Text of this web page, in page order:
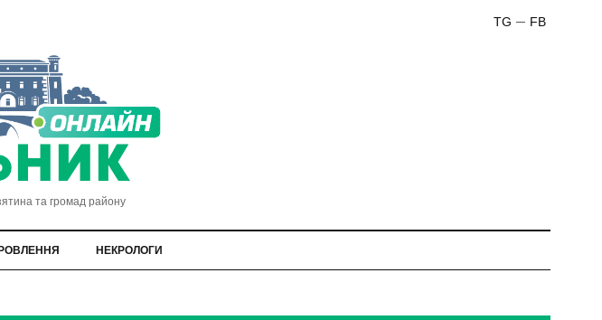
FB
TG
та громад району
НЕКРОЛОГИ